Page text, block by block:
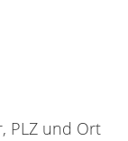
PLZ und Ort